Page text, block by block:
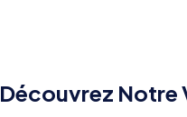
Découvrez Notre